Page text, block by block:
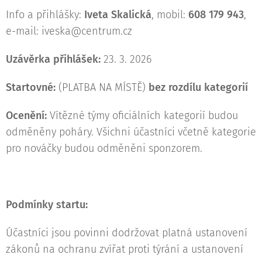
Info a přihlášky: Iveta Skalická, mobil: 608 179 943,
e-mail: iveska@centrum.cz
Uzávěrka přihlášek: 23. 3. 2026
Startovné: (PLATBA NA MÍSTĚ) bez rozdílu kategorií
Ocenění: Vítězné týmy oficiálních kategorií budou
odměněny poháry. Všichni účastníci včetně kategorie
pro nováčky budou odměněni sponzorem.
Podmínky startu:
Účastníci jsou povinni dodržovat platná ustanovení
zákonů na ochranu zvířat proti týrání a ustanovení